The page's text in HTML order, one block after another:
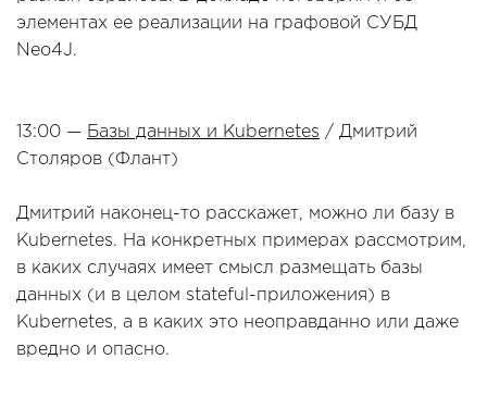
элементах ее реализации на графовой СУБД
Neo4J.
13:00 — Базы данных и Kubernetes / Дмитрий
Столяров (Флант)
Дмитрий наконец-то расскажет, можно ли базу в
Kubernetes. На конкретных примерах рассмотрим,
в каких случаях имеет смысл размещать базы
данных (и в целом stateful-приложения) в
Kubernetes, а в каких это неоправданно или даже
вредно и опасно.